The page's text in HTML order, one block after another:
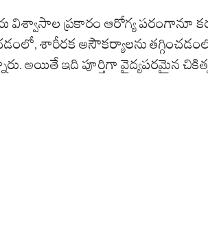
ప్రకారం ఆరోగ్య పరంగానూ
శారీరక అసౌకర్యాలను
అయితే ఇది పూర్తిగా వైద్యపరమైన